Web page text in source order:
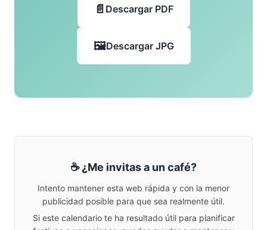
Descargar PDF
Descargar JPG
☕ ¿Me invitas a un café?
Intento mantener esta web rápida y con la menor
publicidad posible para que sea realmente útil.
Si este calendario te ha resultado útil para planificar